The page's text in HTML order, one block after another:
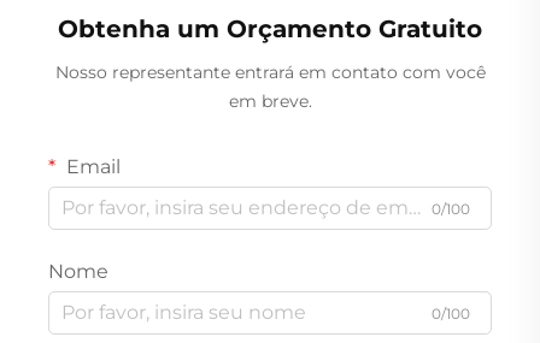
Obtenha um Orçamento Gratuito
Nosso representante entrará em contato com você
em breve.
Email
0/100
Nome
0/100